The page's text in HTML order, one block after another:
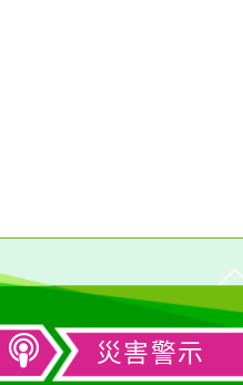
災害警示